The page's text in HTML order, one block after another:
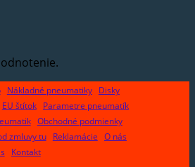
Nákladné pneumatiky
Disky
EU štítok
Parametre pneumatík
Obchodné podmienky
zmluvy tu
Reklamácie O nás
Kontakt